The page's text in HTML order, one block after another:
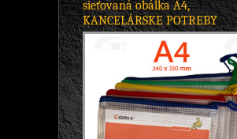
sieťovaná obálka A4,
KANCELÁRSKE POTREBY